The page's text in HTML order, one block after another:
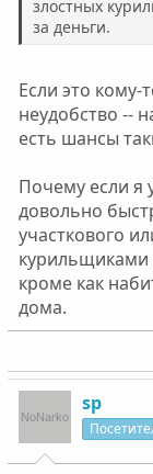
злостных
за деньги.
Если это кому-
неудобство --
есть шансы
Почему если я
довольно
участкового
курильщиками
кроме как
дома.
sp